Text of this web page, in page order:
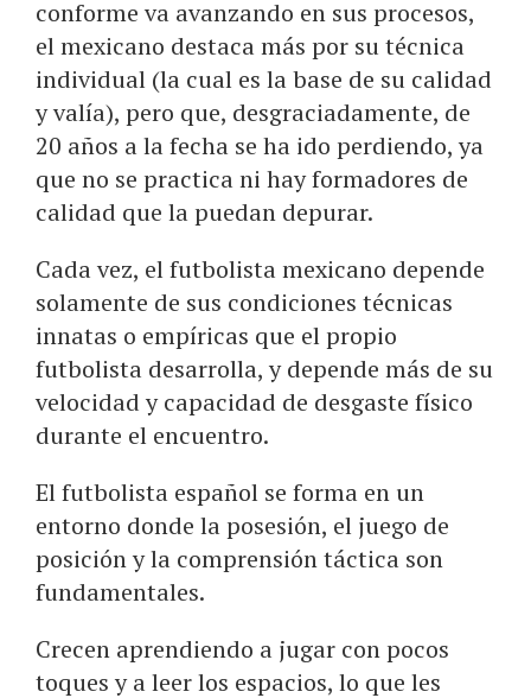
conforme va avanzando en sus procesos,
el mexicano destaca más por su técnica
individual (la cual es la base de su calidad
y valía), pero que, desgraciadamente, de
20 años a la fecha se ha ido perdiendo, ya
que no se practica ni hay formadores de
calidad que la puedan depurar.
Cada vez, el futbolista mexicano depende
solamente de sus condiciones técnicas
innatas o empíricas que el propio
futbolista desarrolla, y depende más de su
velocidad y capacidad de desgaste físico
durante el encuentro.
El futbolista español se forma en un
entorno donde la posesión, el juego de
posición y la comprensión táctica son
fundamentales.
Crecen aprendiendo a jugar con pocos
toques y a leer los espacios, lo que les